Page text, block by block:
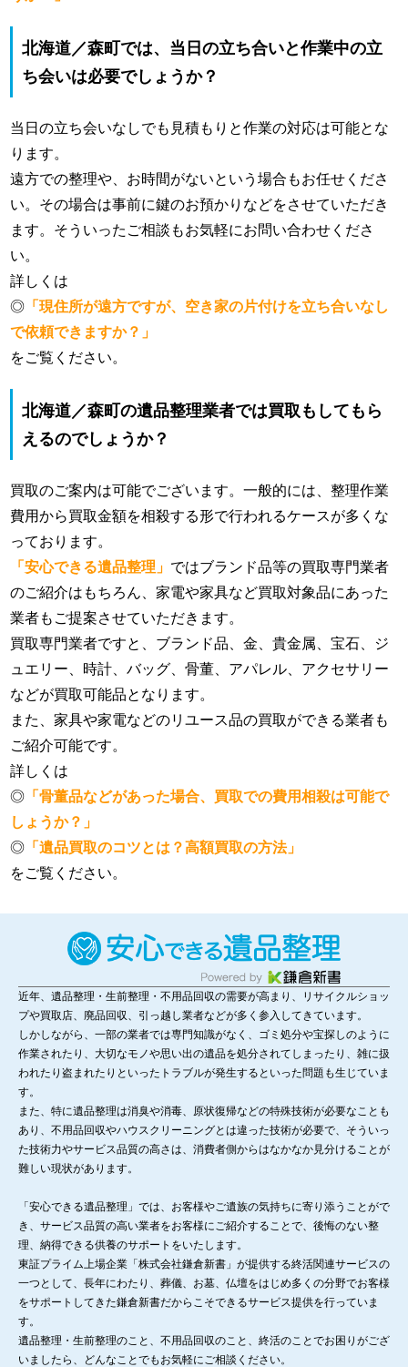
北海道／森町では、当日の立ち合いと作業中の立
ち会いは必要でしょうか？
当日の立ち会いなしでも見積もりと作業の対応は可能とな
ります。
遠方での整理や、お時間がないという場合もお任せくださ
い。その場合は事前に鍵のお預かりなどをさせていただき
ます。そういったご相談もお気軽にお問い合わせくださ
い。
詳しくは
◎ 「現住所が遠方ですが、空き家の片付けを立ち合いなし
で依頼できますか？」
をご覧ください。
北海道／森町の遺品整理業者では買取もしてもら
えるのでしょうか？
買取のご案内は可能でございます。一般的には、整理作業
費用から買取金額を相殺する形で行われるケースが多くな
っております。
「安心できる遺品整理」 ではブランド品等の買取専門業者
のご紹介はもちろん、家電や家具など買取対象品にあった
業者もご提案させていただきます。
買取専門業者ですと、ブランド品、金、貴金属、宝石、ジ
ュエリー、時計、バッグ、骨董、アパレル、アクセサリー
などが買取可能品となります。
また、家具や家電などのリユース品の買取ができる業者も
ご紹介可能です。
詳しくは
◎ 「骨董品などがあった場合、買取での費用相殺は可能で
しょうか？」
◎ 「遺品買取のコツとは？高額買取の方法」
をご覧ください。
近年、遺品整理・生前整理・不用品回収の需要が高まり、リサイクルショッ
プや買取店、廃品回収、引っ越し業者などが多く参入してきています。
しかしながら、一部の業者では専門知識がなく、ゴミ処分や宝探しのように
作業されたり、大切なモノや思い出の遺品を処分されてしまったり、雑に扱
われたり盗まれたりといったトラブルが発生するといった問題も生じていま
す。
また、特に遺品整理は消臭や消毒、原状復帰などの特殊技術が必要なことも
あり、不用品回収やハウスクリーニングとは違った技術が必要で、そういっ
た技術力やサービス品質の高さは、消費者側からはなかなか見分けることが
難しい現状があります。
「安心できる遺品整理」では、お客様やご遺族の気持ちに寄り添うことがで
き、サービス品質の高い業者をお客様にご紹介することで、後悔のない整
理、納得できる供養のサポートをいたします。
東証プライム上場企業「株式会社鎌倉新書」が提供する終活関連サービスの
一つとして、長年にわたり、葬儀、お墓、仏壇をはじめ多くの分野でお客様
をサポートしてきた鎌倉新書だからこそできるサービス提供を行っていま
す。
遺品整理・生前整理のこと、不用品回収のこと、終活のことでお困りがござ
いましたら、どんなことでもお気軽にご相談ください。